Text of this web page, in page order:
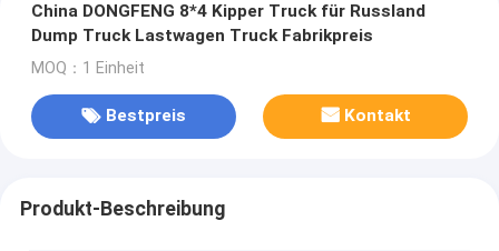
China DONGFENG 8*4 Kipper Truck für Russland
Dump Truck Lastwagen Truck Fabrikpreis
MOQ：1 Einheit
Bestpreis Kontakt
Produkt-Beschreibung